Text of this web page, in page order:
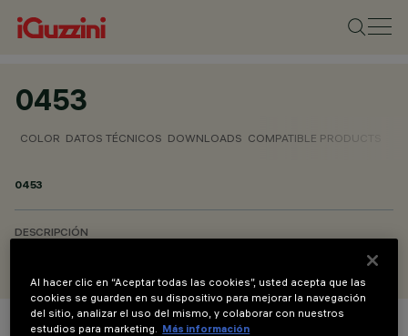
0453
COLOR DATOS TÉCNICOS DOWNLOADS COMPATIBLE PRODUCTS
0453
DESCRIPCIÓN
Al hacer clic en “Aceptar todas las cookies”, usted acepta que las
cookies se guarden en su dispositivo para mejorar la navegación
del sitio, analizar el uso del mismo, y colaborar con nuestros
estudios para marketing.
Más información